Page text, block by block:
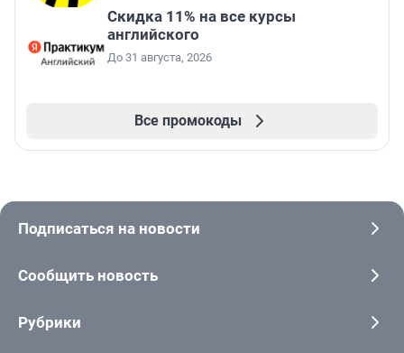
Скидка 11% на все курсы
английского
До 31 августа, 2026
Все промокоды
Подписаться на новости
Сообщить новость
Рубрики